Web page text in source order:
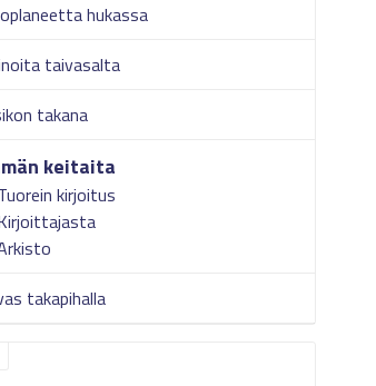
hukassa
taivasalta
takana
keitaita
kirjoitus
takapihalla